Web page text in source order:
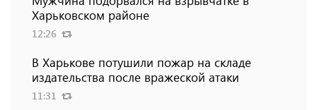
Харьковском районе
12:26
В Харькове потушили пожар на складе
издательства после вражеской атаки
11:31